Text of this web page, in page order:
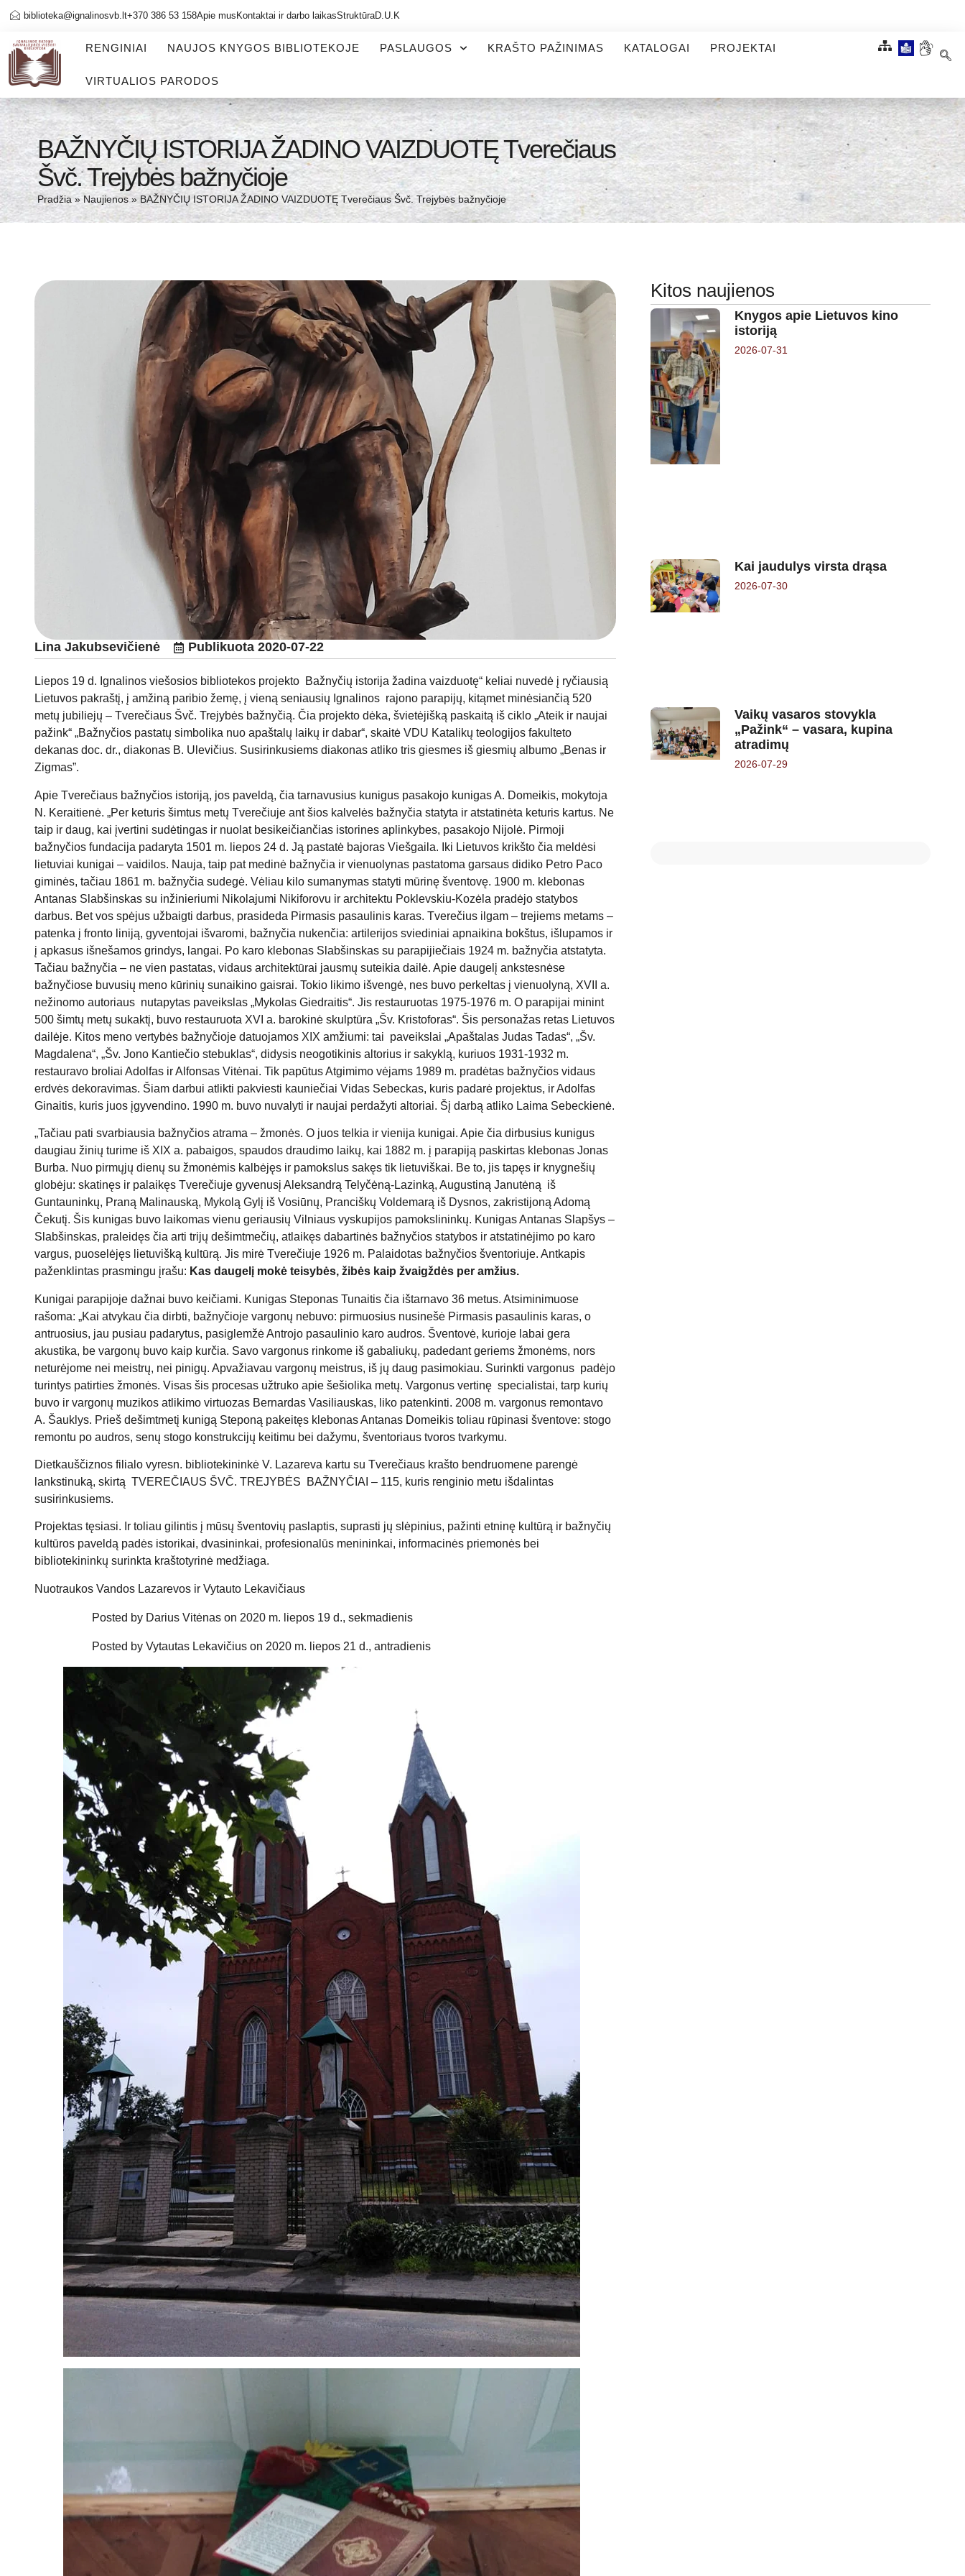
biblioteka@ignalinosvb.lt+370 386 53 158Apie mus Kontaktai ir darbo laikasStruktūraD.U.K
RENGINIAI NAUJOS KNYGOS BIBLIOTEKOJE PASLAUGOS KRAŠTO PAŽINIMAS KATALOGAI PROJEKTAI
VIRTUALIOS PARODOS
BAŽNYČIŲ ISTORIJA ŽADINO VAIZDUOTĘ Tverečiaus
Švč. Trejybės bažnyčioje
Pradžia »Naujienos» BAŽNYČIŲ ISTORIJA ŽADINO VAIZDUOTĘ Tverečiaus Švč. Trejybės bažnyčioje
Lina Jakubsevičienė Publikuota 2020-07-22
Liepos 19 d. Ignalinos viešosios bibliotekos projekto Bažnyčių istorija žadina vaizduotę“ keliai nuvedė į ryčiausią
Lietuvos pakraštį, į amžiną paribio žemę, į vieną seniausių Ignalinos rajono parapijų, kitąmet minėsiančią 520
metų jubiliejų – Tverečiaus Švč. Trejybės bažnyčią. Čia projekto dėka, švietėjišką paskaitą iš ciklo „Ateik ir naujai
pažink“ „Bažnyčios pastatų simbolika nuo apaštalų laikų ir dabar“, skaitė VDU Katalikų teologijos fakulteto
dekanas doc. dr., diakonas B. Ulevičius. Susirinkusiems diakonas atliko tris giesmes iš giesmių albumo „Benas ir
Zigmas”.
Apie Tverečiaus bažnyčios istoriją, jos paveldą, čia tarnavusius kunigus pasakojo kunigas A. Domeikis, mokytoja
N. Keraitienė. „Per keturis šimtus metų Tverečiuje ant šios kalvelės bažnyčia statyta ir atstatinėta keturis kartus. Ne
taip ir daug, kai įvertini sudėtingas ir nuolat besikeičiančias istorines aplinkybes, pasakojo Nijolė. Pirmoji
bažnyčios fundacija padaryta 1501 m. liepos 24 d. Ją pastatė bajoras Viešgaila. Iki Lietuvos krikšto čia meldėsi
lietuviai kunigai – vaidilos. Nauja, taip pat medinė bažnyčia ir vienuolynas pastatoma garsaus didiko Petro Paco
giminės, tačiau 1861 m. bažnyčia sudegė. Vėliau kilo sumanymas statyti mūrinę šventovę. 1900 m. klebonas
Antanas Slabšinskas su inžinieriumi Nikolajumi Nikiforovu ir architektu Poklevskiu-Kozėla pradėjo statybos
darbus. Bet vos spėjus užbaigti darbus, prasideda Pirmasis pasaulinis karas. Tverečius ilgam – trejiems metams –
patenka į fronto liniją, gyventojai išvaromi, bažnyčia nukenčia: artilerijos sviediniai apnaikina bokštus, išlupamos ir
į apkasus išnešamos grindys, langai. Po karo klebonas Slabšinskas su parapijiečiais 1924 m. bažnyčia atstatyta.
Tačiau bažnyčia – ne vien pastatas, vidaus architektūrai jausmų suteikia dailė. Apie daugelį ankstesnėse
bažnyčiose buvusių meno kūrinių sunaikino gaisrai. Tokio likimo išvengė, nes buvo perkeltas į vienuolyną, XVII a.
nežinomo autoriaus nutapytas paveikslas „Mykolas Giedraitis“. Jis restauruotas 1975-1976 m. O parapijai minint
500 šimtų metų sukaktį, buvo restauruota XVI a. barokinė skulptūra „Šv. Kristoforas“. Šis personažas retas Lietuvos
dailėje. Kitos meno vertybės bažnyčioje datuojamos XIX amžiumi: tai paveikslai „Apaštalas Judas Tadas“, „Šv.
Magdalena“, „Šv. Jono Kantiečio stebuklas“, didysis neogotikinis altorius ir sakyklą, kuriuos 1931-1932 m.
restauravo broliai Adolfas ir Alfonsas Vitėnai. Tik papūtus Atgimimo vėjams 1989 m. pradėtas bažnyčios vidaus
erdvės dekoravimas. Šiam darbui atlikti pakviesti kauniečiai Vidas Sebeckas, kuris padarė projektus, ir Adolfas
Ginaitis, kuris juos įgyvendino. 1990 m. buvo nuvalyti ir naujai perdažyti altoriai. Šį darbą atliko Laima Sebeckienė.
„Tačiau pati svarbiausia bažnyčios atrama – žmonės. O juos telkia ir vienija kunigai. Apie čia dirbusius kunigus
daugiau žinių turime iš XIX a. pabaigos, spaudos draudimo laikų, kai 1882 m. į parapiją paskirtas klebonas Jonas
Burba. Nuo pirmųjų dienų su žmonėmis kalbėjęs ir pamokslus sakęs tik lietuviškai. Be to, jis tapęs ir knygnešių
globėju: skatinęs ir palaikęs Tverečiuje gyvenusį Aleksandrą Telyčėną-Lazinką, Augustiną Janutėną iš
Guntauninkų, Praną Malinauską, Mykolą Gylį iš Vosiūnų, Pranciškų Voldemarą iš Dysnos, zakristijoną Adomą
Čekutį. Šis kunigas buvo laikomas vienu geriausių Vilniaus vyskupijos pamokslininkų. Kunigas Antanas Slapšys –
Slabšinskas, praleidęs čia arti trijų dešimtmečių, atlaikęs dabartinės bažnyčios statybos ir atstatinėjimo po karo
vargus, puoselėjęs lietuvišką kultūrą. Jis mirė Tverečiuje 1926 m. Palaidotas bažnyčios šventoriuje. Antkapis
paženklintas prasmingu įrašu: Kas daugelį mokė teisybės, žibės kaip žvaigždės per amžius.
Kunigai parapijoje dažnai buvo keičiami. Kunigas Steponas Tunaitis čia ištarnavo 36 metus. Atsiminimuose
rašoma: „Kai atvykau čia dirbti, bažnyčioje vargonų nebuvo: pirmuosius nusinešė Pirmasis pasaulinis karas, o
antruosius, jau pusiau padarytus, pasiglemžė Antrojo pasaulinio karo audros. Šventovė, kurioje labai gera
akustika, be vargonų buvo kaip kurčia. Savo vargonus rinkome iš gabaliukų, padedant geriems žmonėms, nors
neturėjome nei meistrų, nei pinigų. Apvažiavau vargonų meistrus, iš jų daug pasimokiau. Surinkti vargonus padėjo
turintys patirties žmonės. Visas šis procesas užtruko apie šešiolika metų. Vargonus vertinę specialistai, tarp kurių
buvo ir vargonų muzikos atlikimo virtuozas Bernardas Vasiliauskas, liko patenkinti. 2008 m. vargonus remontavo
A. Šauklys. Prieš dešimtmetį kunigą Steponą pakeitęs klebonas Antanas Domeikis toliau rūpinasi šventove: stogo
remontu po audros, senų stogo konstrukcijų keitimu bei dažymu, šventoriaus tvoros tvarkymu.
Dietkauščiznos filialo vyresn. bibliotekininkė V. Lazareva kartu su Tverečiaus krašto bendruomene parengė
lankstinuką, skirtą TVEREČIAUS ŠVČ. TREJYBĖS BAŽNYČIAI – 115, kuris renginio metu išdalintas
susirinkusiems.
Projektas tęsiasi. Ir toliau gilintis į mūsų šventovių paslaptis, suprasti jų slėpinius, pažinti etninę kultūrą ir bažnyčių
kultūros paveldą padės istorikai, dvasininkai, profesionalūs menininkai, informacinės priemonės bei
bibliotekininkų surinkta kraštotyrinė medžiaga.
Nuotraukos Vandos Lazarevos ir Vytauto Lekavičiaus
Posted by Darius Vitėnas on 2020 m. liepos 19 d., sekmadienis
Posted by Vytautas Lekavičius on 2020 m. liepos 21 d., antradienis
Kitos naujienos
Knygos apie Lietuvos kino
istoriją
2026-07-31
Kai jaudulys virsta drąsa
2026-07-30
Vaikų vasaros stovykla
„Pažink“ – vasara, kupina
atradimų
2026-07-29